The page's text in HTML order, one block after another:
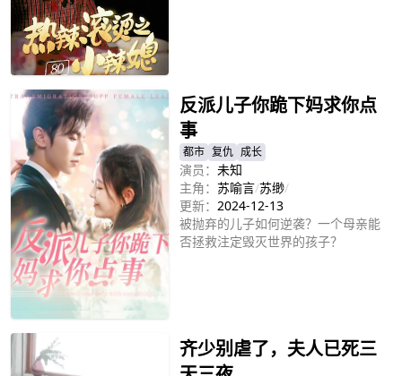
反派儿子你跪下妈求你点
事
都市 复仇 成长
演员： 未知
主角： 苏喻言/苏缈/
更新： 2024-12-13
被抛弃的儿子如何逆袭？一个母亲能
否拯救注定毁灭世界的孩子？
齐少别虐了，夫人已死三